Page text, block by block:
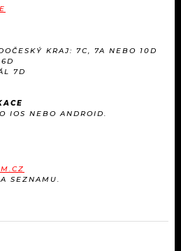
KRAJ: 7C, 7A NEBO 10D
7D
IOS NEBO ANDROID.
SEZNAMU.